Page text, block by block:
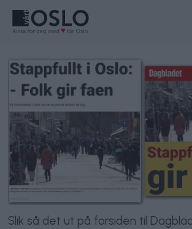
Slik så det ut på forsiden til